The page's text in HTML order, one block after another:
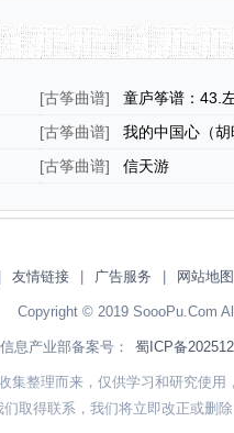
[古筝曲谱] 童庐筝谱：43.
[古筝曲谱] 我的中国心（胡
[古筝曲谱] 信天游
友情链接 广告服务 网站地图
Copyright © 2019 SoooPu.Com
信息产业部备案号： 蜀ICP备
集整理而来，仅供学习和研究使
取得联系，我们将立即改正或删除